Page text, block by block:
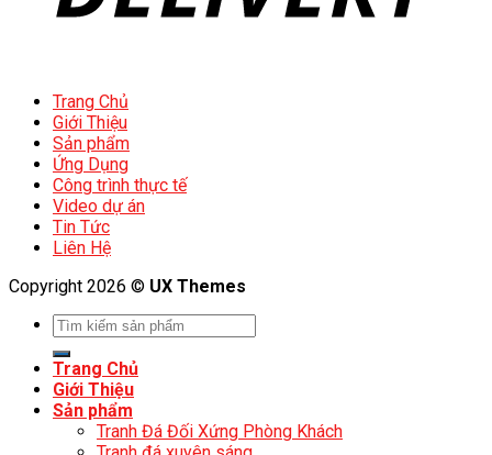
Trang Chủ
Giới Thiệu
Sản phẩm
Ứng Dụng
Công trình thực tế
Video dự án
Tin Tức
Liên Hệ
Copyright 2026 © UX Themes
Trang Chủ
Giới Thiệu
Sản phẩm
Tranh Đá Đối Xứng Phòng Khách